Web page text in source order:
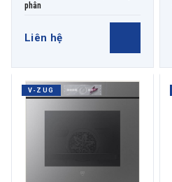
phân
Liên hệ
V-ZUG